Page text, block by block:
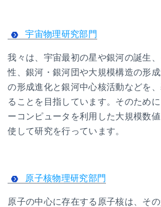
宇宙物理研究部門
我々は、宇宙最初の星や銀河の誕生
性、銀河・銀河団や大規模構造の形
の形成進化と銀河中心核活動などを
ることを目指しています。そのため
ーコンピュータを利用した大規模数
使して研究を行っています。
原子核物理研究部門
原子の中心に存在する原子核は、そ